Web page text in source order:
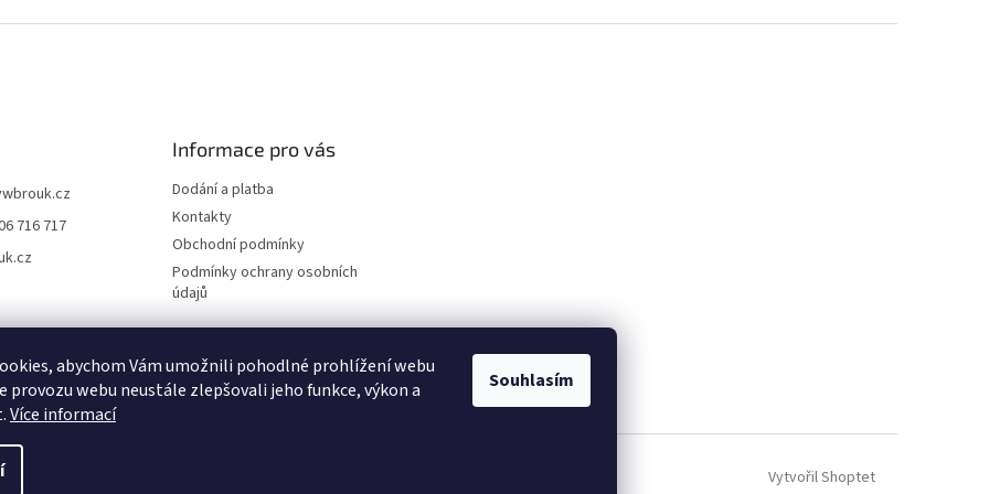
abychom Vám umožnili pohodlné prohlížení webu
provozu webu neustále zlepšovali jeho funkce, výkon a
Více informací
Souhlasím
716 717
Informace pro vás
Dodání a platba
Kontakty
Obchodní podmínky
Podmínky ochrany osobních
údajů
Vytvořil Shoptet